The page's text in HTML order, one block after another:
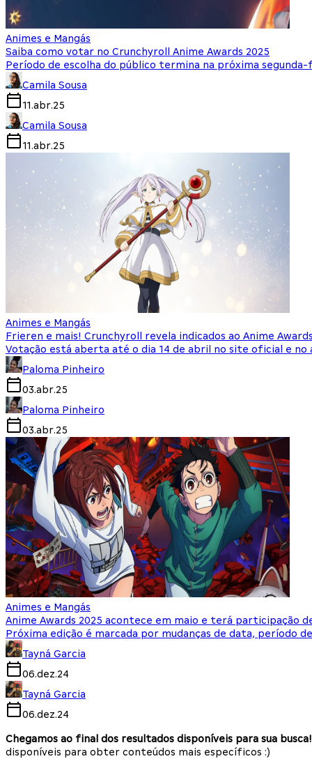
Animes e Mangás
Saiba como votar no Crunchyroll Anime Awards 2025
Período de escolha do público termina na próxima segunda-
Camila Sousa
11.abr.25
Camila Sousa
11.abr.25
Animes e Mangás
Frieren e mais! Crunchyroll revela indicados ao Anime
Votação está aberta até o dia 14 de abril no site oficial e no
Paloma Pinheiro
03.abr.25
Paloma Pinheiro
03.abr.25
Animes e Mangás
Anime Awards 2025 acontece em maio e terá participação
Próxima edição é marcada por mudanças de data, período
Tayná Garcia
06.dez.24
Tayná Garcia
06.dez.24
Chegamos ao final dos resultados disponíveis para sua busca!
disponíveis para obter conteúdos mais específicos :)